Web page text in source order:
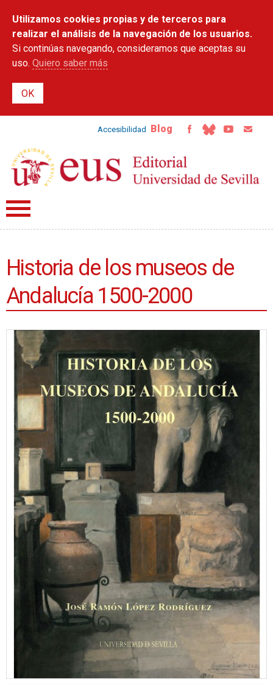
contenido
principal
Utilizamos cookies propias y de terceros para
realizar el análisis de la navegación de los usuarios.
Si continúas navegando, consideramos que aceptas su
uso. Quiero saber más
Accesibilidad Blog
Historia de los museos de
Andalucía 1500-2000